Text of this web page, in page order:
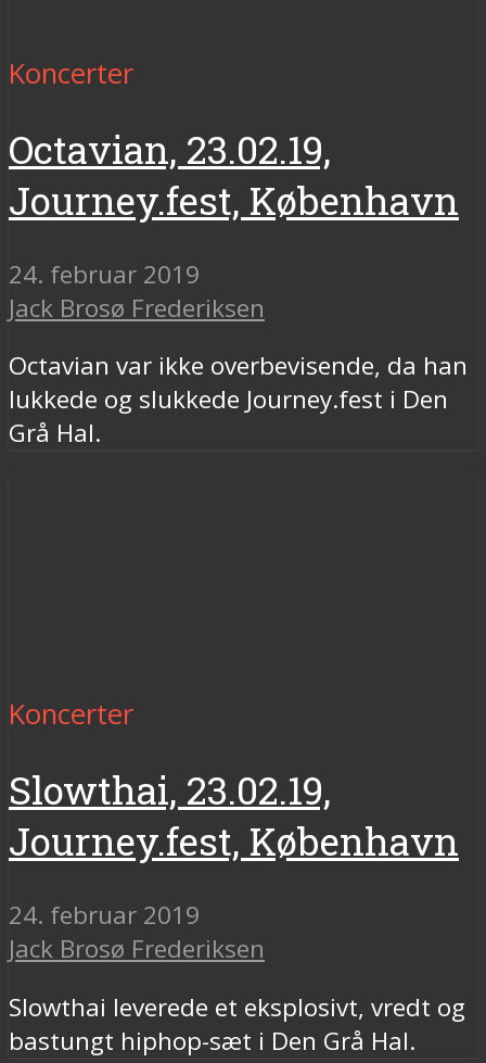
Koncerter
Octavian, 23.02.19,
Journey.fest, København
24. februar 2019
Jack Brosø Frederiksen
Octavian var ikke overbevisende, da han
lukkede og slukkede Journey.fest i Den
Grå Hal.
Koncerter
Slowthai, 23.02.19,
Journey.fest, København
24. februar 2019
Jack Brosø Frederiksen
Slowthai leverede et eksplosivt, vredt og
bastungt hiphop-sæt i Den Grå Hal.